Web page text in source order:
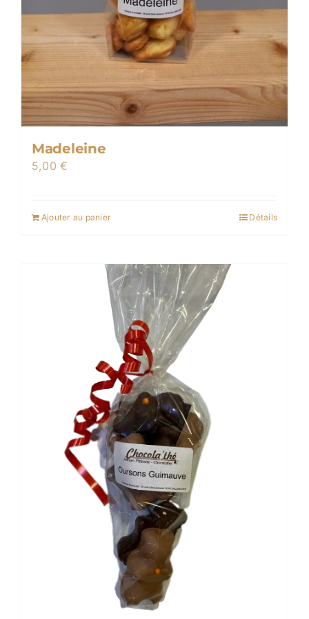
Madeleine
5,00€
Ajouter au panier Détails